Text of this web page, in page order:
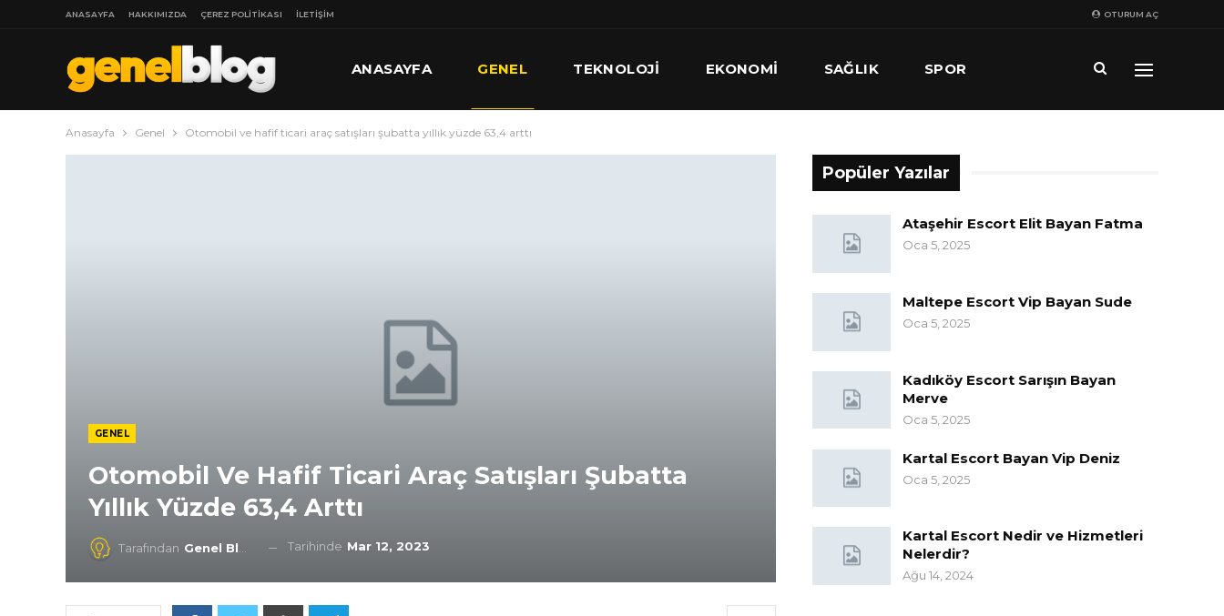
OTURUM AÇ
ANASAYFA HAKKIMIZDA ÇEREZ POLITIKASI İLETIŞIM
ANASAYFA GENEL TEKNOLOJI EKONOMI SAĞLIK SPOR
Anasayfa Genel Otomobil ve hafif ticari araç satışları şubatta yıllık yüzde 63,4 arttı
GENEL
Otomobil Ve Hafif Ticari Araç Satışları Şubatta
Yıllık Yüzde 63,4 Arttı
Tarafından Genel Blog Tarihinde Mar 12, 2023
Popüler Yazılar
Ataşehir Escort Elit Bayan Fatma
Oca 5, 2025
Maltepe Escort Vip Bayan Sude
Oca 5, 2025
Kadıköy Escort Sarışın Bayan
Merve
Oca 5, 2025
Kartal Escort Bayan Vip Deniz
Oca 5, 2025
Kartal Escort Nedir ve Hizmetleri
Nelerdir?
Ağu 14, 2024